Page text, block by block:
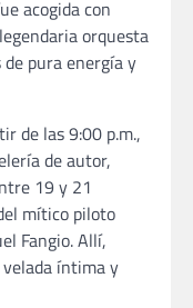
acogida con
orquesta
pura energía y
de las 9:00 p.m.,
de autor,
19 y 21
mítico piloto
Fangio. Allí,
íntima y